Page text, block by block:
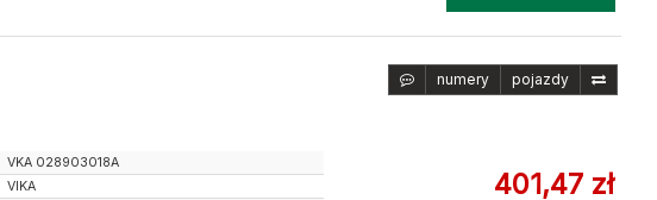
numery pojazdy
401,47 zł
VKA 028903018A
VIKA